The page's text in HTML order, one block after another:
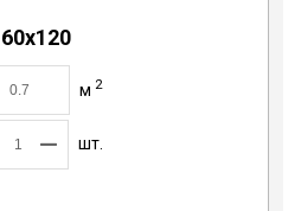
60x120
м 2
шт.